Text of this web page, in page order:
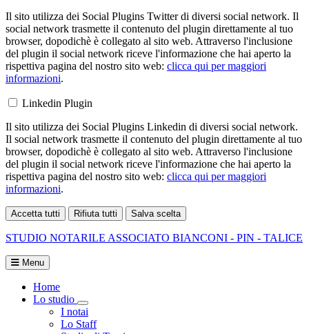
Il sito utilizza dei Social Plugins Twitter di diversi social network. Il
social network trasmette il contenuto del plugin direttamente al tuo
browser, dopodichè è collegato al sito web. Attraverso l'inclusione
del plugin il social network riceve l'informazione che hai aperto la
rispettiva pagina del nostro sito web: clicca qui per maggiori
informazioni.
Linkedin Plugin
Il sito utilizza dei Social Plugins Linkedin di diversi social network.
Il social network trasmette il contenuto del plugin direttamente al tuo
browser, dopodichè è collegato al sito web. Attraverso l'inclusione
del plugin il social network riceve l'informazione che hai aperto la
rispettiva pagina del nostro sito web: clicca qui per maggiori
informazioni.
Accetta tutti Rifiuta tutti Salva scelta
STUDIO NOTARILE ASSOCIATO BIANCONI - PIN - TALICE
Menu
Home
Lo studio
Toggle Dropdown
I notai
Lo Staff